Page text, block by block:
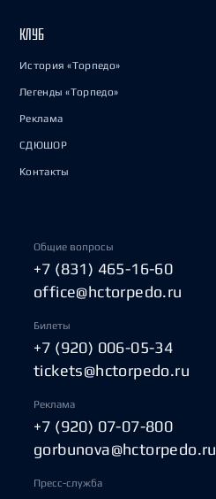
КЛУБ
История «Торпедо»
Легенды «Торпедо»
Реклама
СДЮШОР
Контакты
Общие вопросы
+7 (831) 465-16-60
office@hctorpedo.ru
Билеты
+7 (920) 006-05-34
tickets@hctorpedo.ru
Реклама
+7 (920) 07-07-800
gorbunova@hctorpedo.ru
Пресс-служба